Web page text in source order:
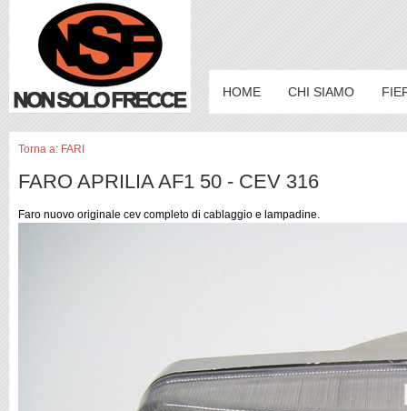
HOME CHI SIAMO
Torna a: FARI
FARO APRILIA AF1 50 - CEV 316
Faro nuovo originale cev completo di cablaggio e lampadine.